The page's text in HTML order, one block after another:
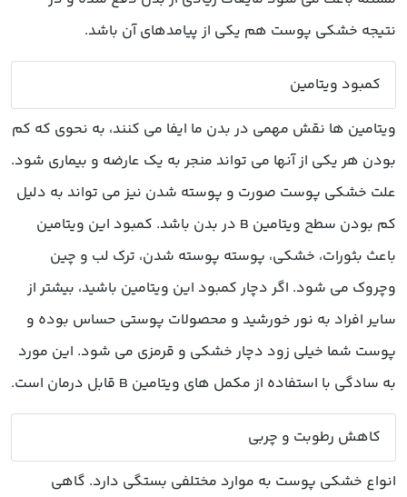
نتیجه خشکی پوست هم یکی از پیامدهای آن باشد.
کمبود ویتامین
ویتامین ها نقش مهمی در بدن ما ایفا می کنند، به نحوی که کم
بودن هر یکی از آنها می تواند منجر به یک عارضه و بیماری شود.
علت خشکی پوست صورت و پوسته شدن نیز می تواند به دلیل
کم بودن سطح ویتامین B در بدن باشد. کمبود این ویتامین
باعث بثورات، خشکی، پوسته پوسته شدن، ترک لب و چین
وچروک می شود. اگر دچار کمبود این ویتامین باشید، بیشتر از
سایر افراد به نور خورشید و محصولات پوستی حساس بوده و
پوست شما خیلی زود دچار خشکی و قرمزی می شود. این مورد
به سادگی با استفاده از مکمل های ویتامین B قابل درمان است.
کاهش رطوبت و چربی
انواع خشکی پوست به موارد مختلفی بستگی دارد. گاهی